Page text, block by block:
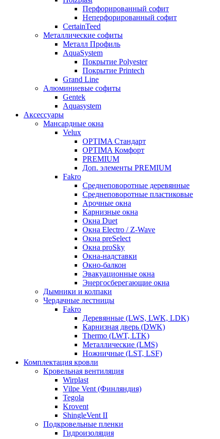
Перфорированный софит
Неперфорированный софит
CertainTeed
Металлические софиты
Металл Профиль
AquaSystem
Покрытие Polyester
Покрытие Printech
Grand Line
Алюминиевые софиты
Gentek
Aquasystem
Аксессуары
Мансардные окна
Velux
OPTIMA Стандарт
OPTIMA Комфорт
PREMIUM
Доп. элементы PREMIUM
Fakro
Cреднеповоротные деревянные
Cреднеповоротные пластиковые
Арочные окна
Карнизные окна
Окна Duet
Окна Electro / Z-Wave
Окна preSelect
Окна proSky
Окна-надставки
Окно-балкон
Эвакуационные окна
Энергосберегающие окна
Дымники и колпаки
Чердачные лестницы
Fakro
Деревянные (LWS, LWK, LDK)
Карнизная дверь (DWK)
Thermo (LWT, LTK)
Металлические (LMS)
Ножничные (LST, LSF)
Комплектация кровли
Кровельная вентиляция
Wirplast
Vilpe Vent (Финляндия)
Tegola
Krovent
ShingleVent II
Подкровельные пленки
Гидроизоляция